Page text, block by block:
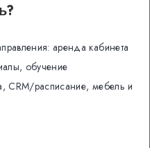
аренда кабинета
обучение
CRM/расписание, мебель и